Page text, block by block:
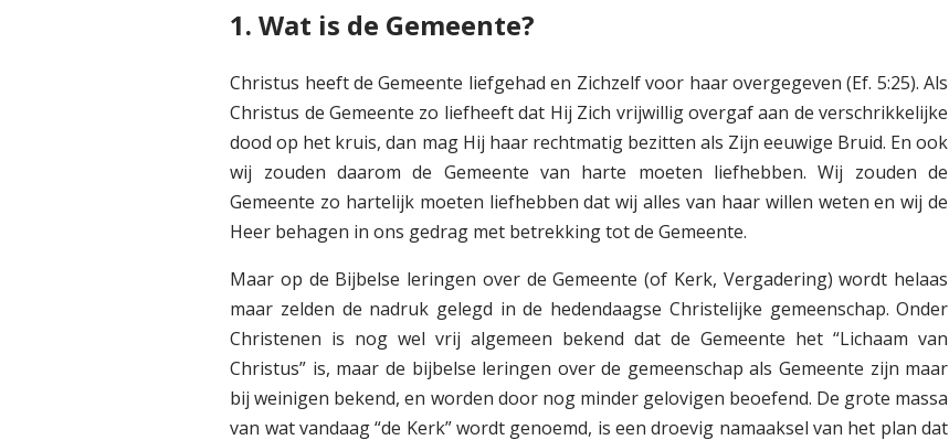
1. Wat is de Gemeente?
Christus heeft de Gemeente liefgehad en Zichzelf voor haar overgegeven (Ef. 5:25). Als
Christus de Gemeente zo liefheeft dat Hij Zich vrijwillig overgaf aan de verschrikkelijke
dood op het kruis, dan mag Hij haar rechtmatig bezitten als Zijn eeuwige Bruid. En ook
wij zouden daarom de Gemeente van harte moeten liefhebben. Wij zouden de
Gemeente zo hartelijk moeten liefhebben dat wij alles van haar willen weten en wij de
Heer behagen in ons gedrag met betrekking tot de Gemeente.
Maar op de Bijbelse leringen over de Gemeente (of Kerk, Vergadering) wordt helaas
maar zelden de nadruk gelegd in de hedendaagse Christelijke gemeenschap. Onder
Christenen is nog wel vrij algemeen bekend dat de Gemeente het “Lichaam van
Christus” is, maar de bijbelse leringen over de gemeen­schap als Gemeente zijn maar
bij weinigen bekend, en worden door nog minder gelovigen beoefend. De grote massa
van wat vandaag “de Kerk” wordt genoemd, is een droevig namaaksel van het plan dat